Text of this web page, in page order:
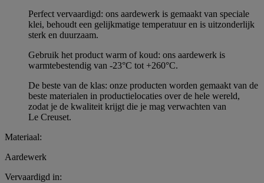
Perfect vervaardigd: ons aardewerk is gemaakt van speciale
klei, behoudt een gelijkmatige temperatuur en is uitzonderlijk
sterk en duurzaam.
Gebruik het product warm of koud: ons aardewerk is
warmtebestendig van -23°C tot +260°C.
De beste van de klas: onze producten worden gemaakt van de
beste materialen in productielocaties over de hele wereld,
zodat je de kwaliteit krijgt die je mag verwachten van
Le Creuset.
Materiaal:
Aardewerk
Vervaardigd in: